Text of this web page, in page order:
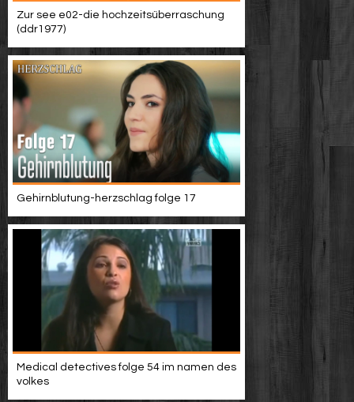
Zur see e02-die hochzeitsüberraschung
(ddr1977)
Gehirnblutung-herzschlag folge 17
Medical detectives folge 54 im namen des
volkes